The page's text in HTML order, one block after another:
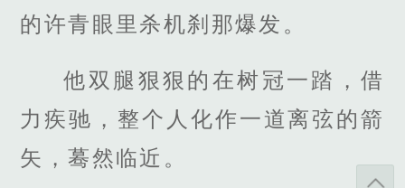
的许青眼里杀机刹那爆发。
他双腿狠狠的在树冠一踏，借
力疾驰，整个人化作一道离弦的箭
矢，蓦然临近。